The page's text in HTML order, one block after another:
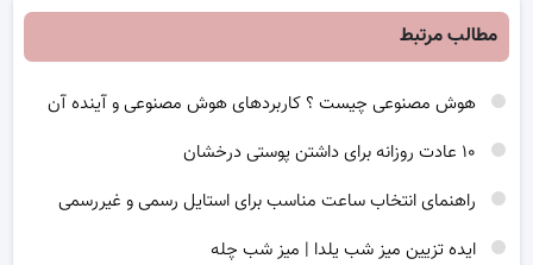
مطالب مرتبط
هوش مصنوعی چیست ؟ کاربردهای هوش مصنوعی و آینده آن
راهنمای انتخاب ساعت مناسب برای استایل رسمی و غیررسمی
ایده تزیین میز شب یلدا | میز شب چله